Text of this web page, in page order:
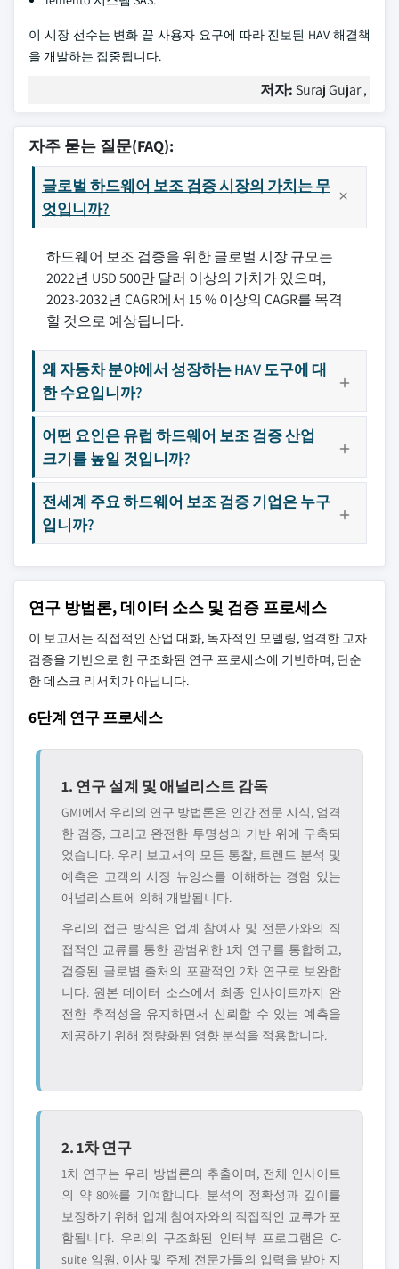
이 시장 선수는 변화 끝 사용자 요구에 따라 진보된 HAV 해결책
을 개발하는 집중됩니다.
저자: Suraj Gujar ,
자주 묻는 질문(FAQ):
글로벌 하드웨어 보조 검증 시장의 가치는 무
엇입니까?
하드웨어 보조 검증을 위한 글로벌 시장 규모는
2022년 USD 500만 달러 이상의 가치가 있으며,
2023-2032년 CAGR에서 15 % 이상의 CAGR를 목격
할 것으로 예상됩니다.
왜 자동차 분야에서 성장하는 HAV 도구에 대
한 수요입니까?
어떤 요인은 유럽 하드웨어 보조 검증 산업
크기를 높일 것입니까?
전세계 주요 하드웨어 보조 검증 기업은 누구
입니까?
연구 방법론, 데이터 소스 및 검증 프로세스
이 보고서는 직접적인 산업 대화, 독자적인 모델링, 엄격한 교차
검증을 기반으로 한 구조화된 연구 프로세스에 기반하며, 단순
한 데스크 리서치가 아닙니다.
6단계 연구 프로세스
1. 연구 설계 및 애널리스트 감독
GMI에서 우리의 연구 방법론은 인간 전문 지식, 엄격
한 검증, 그리고 완전한 투명성의 기반 위에 구축되
었습니다. 우리 보고서의 모든 통찰, 트렌드 분석 및
예측은 고객의 시장 뉴앙스를 이해하는 경험 있는
애널리스트에 의해 개발됩니다.
우리의 접근 방식은 업계 참여자 및 전문가와의 직
접적인 교류를 통한 광범위한 1차 연구를 통합하고,
검증된 글로볌 출처의 포괄적인 2차 연구로 보완합
니다. 원본 데이터 소스에서 최종 인사이트까지 완
전한 추적성을 유지하면서 신뢰할 수 있는 예측을
제공하기 위해 정량화된 영향 분석을 적용합니다.
2. 1차 연구
1차 연구는 우리 방법론의 추출이며, 전체 인사이트
의 약 80%를 기여합니다. 분석의 정확성과 깊이를
보장하기 위해 업계 참여자와의 직접적인 교류가 포
함됩니다. 우리의 구조화된 인터뷰 프로그램은 C-
suite 임원, 이사 및 주제 전문가들의 입력을 받아 지